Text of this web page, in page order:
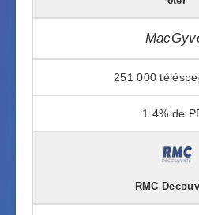
251 000
1.4%
RMC